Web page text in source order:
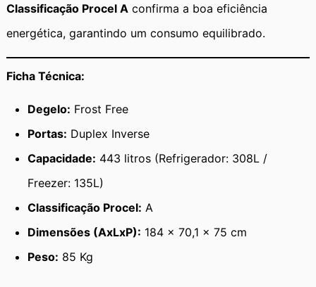
Classificação Procel A confirma a boa eficiência
energética, garantindo um consumo equilibrado.
Ficha Técnica:
Degelo: Frost Free
Portas: Duplex Inverse
Capacidade: 443 litros (Refrigerador: 308L /
Freezer: 135L)
Classificação Procel: A
Dimensões (AxLxP): 184 x 70,1 x 75 cm
Peso: 85 Kg